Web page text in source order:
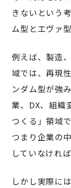
きないという
ム型とエヴァ
例えば、製造
域では、再現
ンダム型が強
業、DX、組織
つくる」領域
つまり企業の
していなけれ
しかし実際に